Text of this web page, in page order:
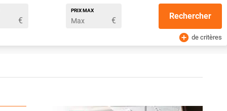
€
PRIX MAX
€ Rechercher
add_circle de critères